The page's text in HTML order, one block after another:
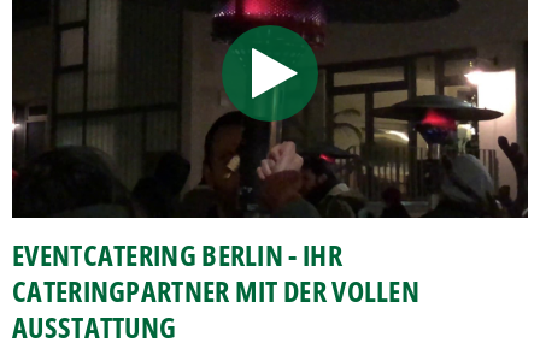
EVENTCATERING BERLIN - IHR
CATERINGPARTNER MIT DER VOLLEN
AUSSTATTUNG